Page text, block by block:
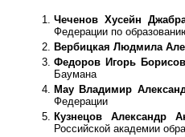
Чеченов Хусейн
Федерации по
Вербицкая Людмила
Федоров Игорь
Баумана
Мау Владимир
Федерации
Кузнецов Александр
Российской академии